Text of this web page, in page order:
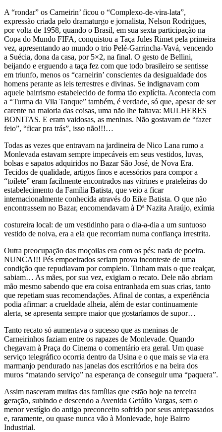
A “rondar” os Carneirin’ ficou o “Complexo-de-vira-lata”,
expressão criada pelo dramaturgo e jornalista, Nelson Rodrigues,
por volta de 1958, quando o Brasil, em sua sexta participação na
Copa do Mundo FIFA, conquistou a Taça Jules Rimet pela primeira
vez, apresentando ao mundo o trio Pelé-Garrincha-Vavá, vencendo
a Suécia, dona da casa, por 5×2, na final. O gesto de Bellini,
beijando e erguendo a taça fez com que todo brasileiro se sentisse
em triunfo, menos os “carneirin’ conscientes da desigualdade dos
homens perante as leis terrestres e divinas. Se indignavam com
aquele bairrismo estabelecido de forma tão explícita. Acontecia com
a “Turma da Vila Tanque” também, é verdade, só que, apesar de ser
carente na maioria das coisas, uma não lhe faltava: MULHERES
BONITAS. E eram vaidosas, as meninas. Não gostavam de “fazer
feio”, “ficar pra trás”, isso não!!!…
Todas as vezes que entravam na jardineira de Nico Lana rumo a
Monlevada estavam sempre impecáveis em seus vestidos, luvas,
bolsas e sapatos adquiridos no Bazar São José, de Nova Era.
Tecidos de qualidade, artigos finos e acessórios para compor a
“toilete” eram facilmente encontrados nas vitrines e prateleiras do
estabelecimento da Família Batista, que veio a ficar
internacionalmente conhecida através do Eike Batista. O que não
encontrassem no Bazar, encomendavam à Dª Nazita Araújo, exímia
costureira local: de um vestidinho para o dia-a-dia a um suntuoso
vestido de noiva, era a ela que recorriam numa confiança irrestrita.
Outra preocupação das moçoilas era com os pés: nada de poeira.
NUNCA!!! Pés empoeirados seriam prova inconteste de uma
condição que repudiavam por completo. Tinham mais o que realçar,
sabiam… As mães, por sua vez, exigiam o recato. Dele não abriam
mão mesmo sabendo que era coisa entranhada em suas crias, tanto
que repetiam suas recomendações. Afinal de contas, a experiência
podia afirmar: a crueldade alheia, além de estar continuamente
alerta, se apresenta sempre maior que gostaríamos de supor…
Tanto recato só aumentava o sucesso que as meninas de
Carneirinhos faziam entre os rapazes de Monlevade. Quando
chegavam à Praça do Cinema o comentário era geral. Um quase
serviço telegráfico ocorria dentro da Usina e o que mais se via era
marmanjo pendurado nas janelas dos escritórios e na beira dos
muros “matando serviço” na esperança de conseguir uma “paquera”.
Assim nasceram muitas das famílias que estão hoje na terceira
geração, subindo e descendo a Avenida Getúlio Vargas, sem o
menor vestígio do antigo preconceito sofrido por seus antepassados
e, raramente, ou quase nunca vão à Monlevade, hoje Bairro
Industrial.